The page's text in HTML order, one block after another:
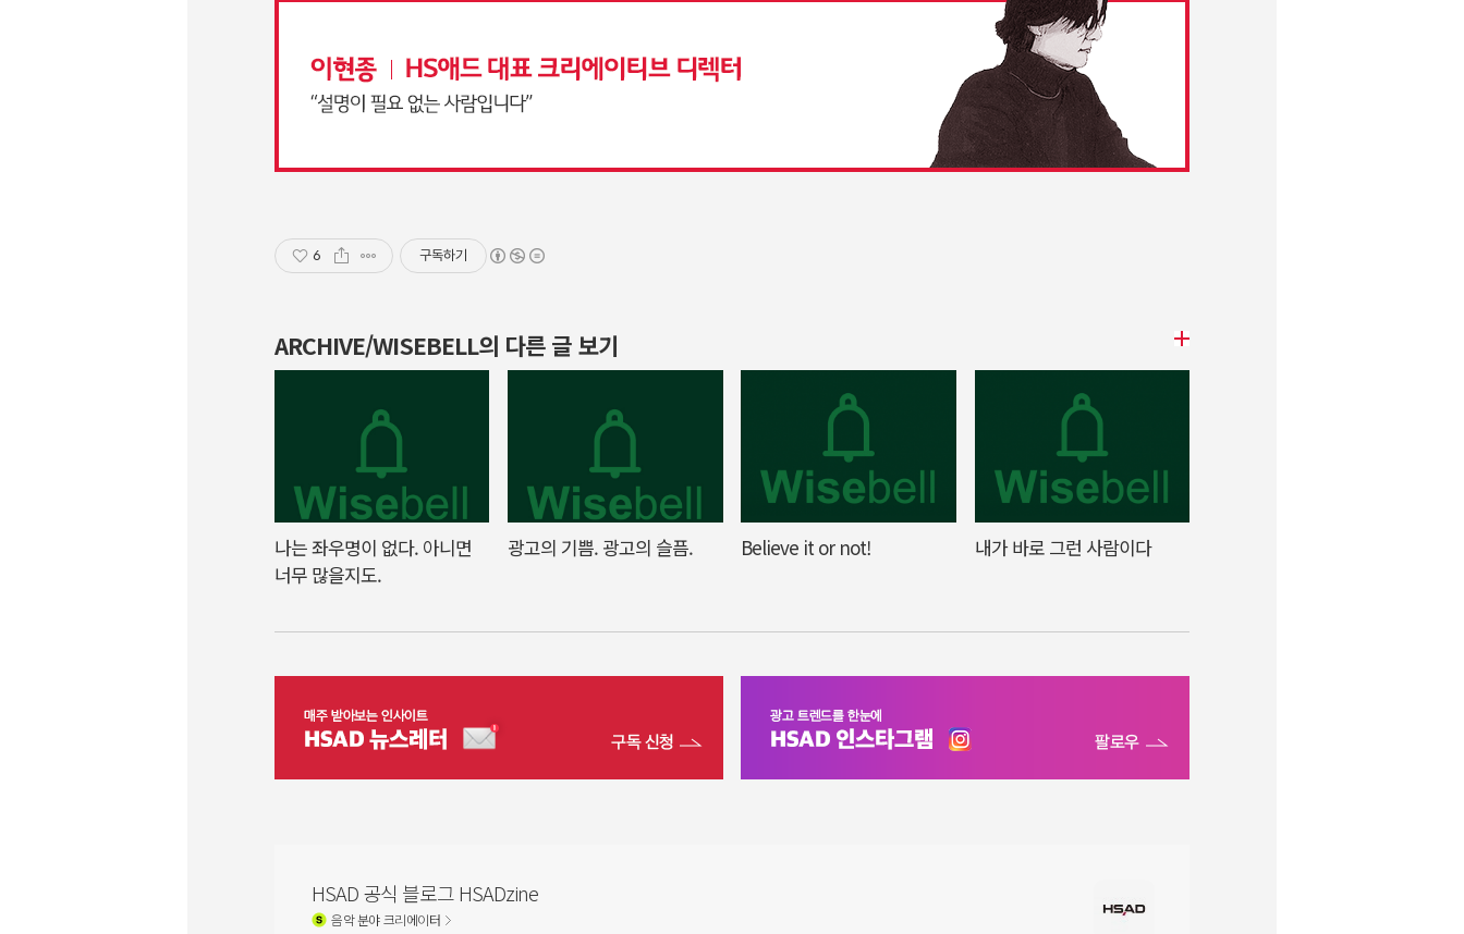
6 구독하기
ARCHIVE/WISEBELL의 다른 글 보기
나는 좌우명이 없다. 아니면
너무 많을지도.
광고의 기쁨. 광고의 슬픔. Believe it or not! 내가 바로 그런 사람이다
HSAD 공식 블로그 HSADzine
음악분야 크리에이터